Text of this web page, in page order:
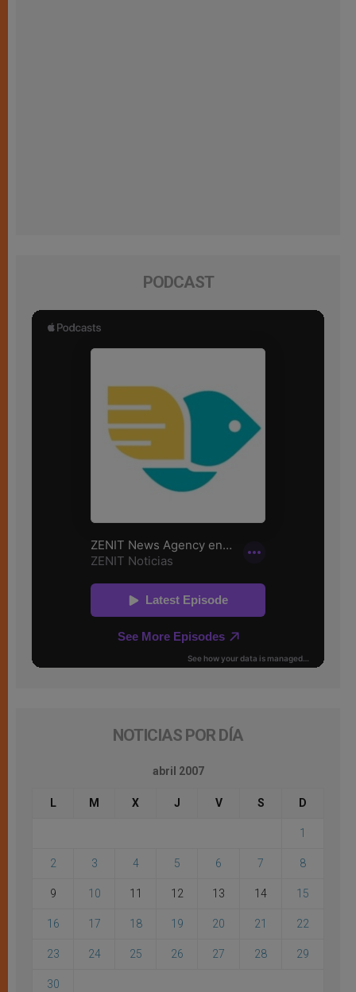
PODCAST
NOTICIAS POR DÍA
abril 2007
L M X J V S D
1
2 3 4 5 6 7 8
9 10 11 12 13 14 15
16 17 18 19 20 21 22
23 24 25 26 27 28 29
30